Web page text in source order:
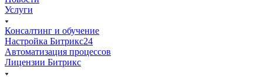
Услуги
Консалтинг и обучение
Настройка Битрикс24
Автоматизация процессов
Лицензии Битрикс